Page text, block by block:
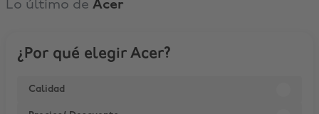
Lo último de Acer
¿Por qué elegir Acer?
Calidad